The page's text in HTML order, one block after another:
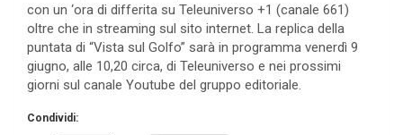
con un ‘ora di differita su Teleuniverso +1 (canale 661)
oltre che in streaming sul sito internet. La replica della
puntata di “Vista sul Golfo” sarà in programma venerdì 9
giugno, alle 10,20 circa, di Teleuniverso e nei prossimi
giorni sul canale Youtube del gruppo editoriale.
Condividi: